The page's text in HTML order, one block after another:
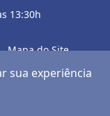
13:30h
Mapa do Site
reservados.
sua experiência